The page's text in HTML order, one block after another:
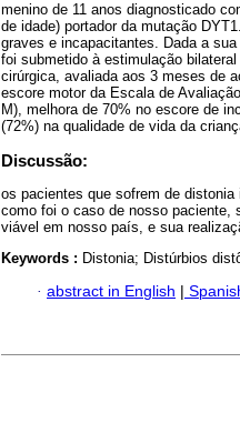
menino de 11 anos diagnosticado
de idade) portador da mutação
graves e incapacitantes. Dada a
foi submetido à estimulação
cirúrgica, avaliada aos 3 meses de
escore motor da Escala de
M), melhora de 70% no escore de
(72%) na qualidade de vida da
Discussão:
os pacientes que sofrem de distonia
como foi o caso de nosso paciente,
viável em nosso país, e sua
Keywords : Distonia; Distúrbios
· abstract in English